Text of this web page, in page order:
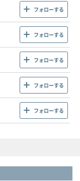
フォローする
フォローする
フォローする
フォローする
フォローする